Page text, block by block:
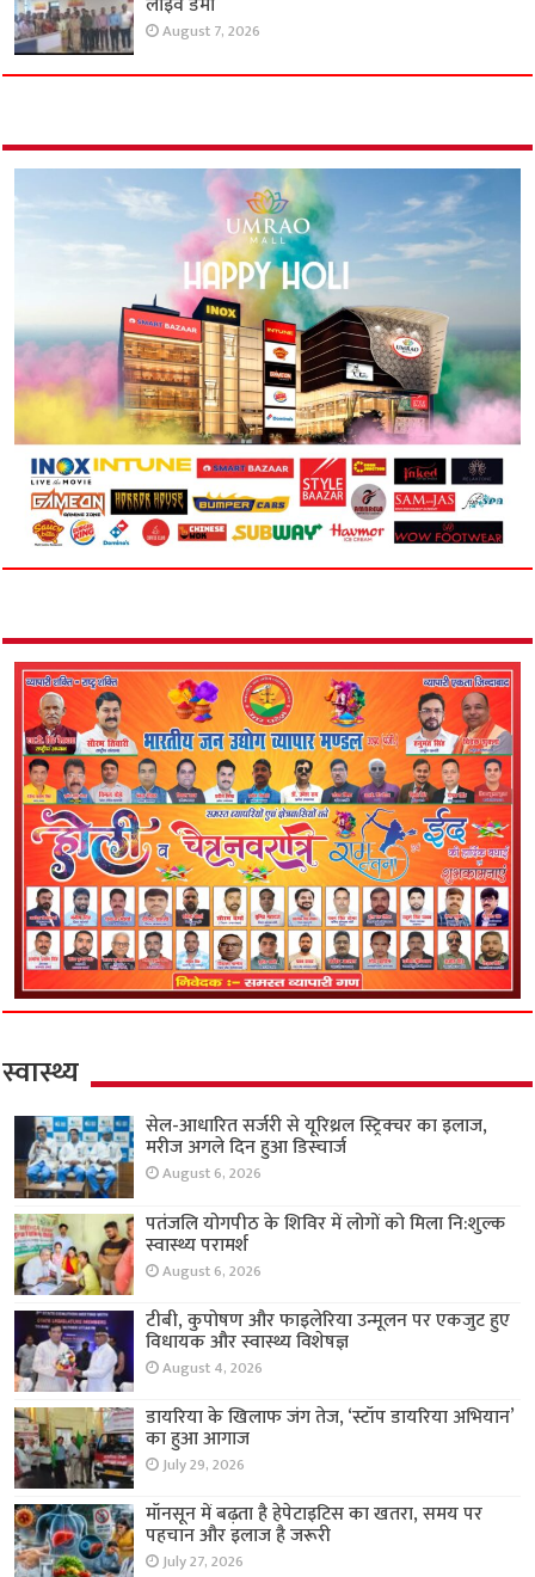
August 7, 2026
स्वास्थ्य
सेल-आधारित सर्जरी से यूरिथ्रल स्ट्रिक्चर का इलाज,
मरीज अगले दिन हुआ डिस्चार्ज
August 6, 2026
पतंजलि योगपीठ के शिविर में लोगों को मिला नि:शुल्क
स्वास्थ्य परामर्श
August 6, 2026
टीबी, कुपोषण और फाइलेरिया उन्मूलन पर एकजुट हुए
विधायक और स्वास्थ्य विशेषज्ञ
August 4, 2026
डायरिया के खिलाफ जंग तेज, ‘स्टॉप डायरिया अभियान’
का हुआ आगाज
July 29, 2026
मॉनसून में बढ़ता है हेपेटाइटिस का खतरा, समय पर
पहचान और इलाज है जरूरी
July 27, 2026